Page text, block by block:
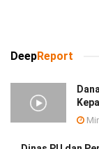
DeepReport